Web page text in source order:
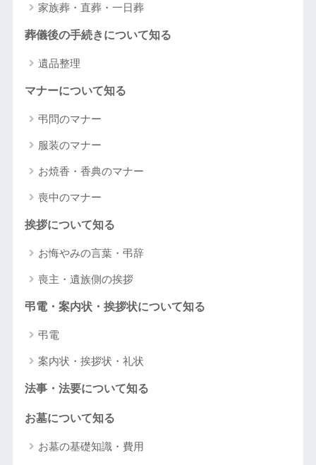
家族葬・直葬・一日葬
葬儀後の手続きについて知る
遺品整理
マナーについて知る
弔問のマナー
服装のマナー
お焼香・香典のマナー
喪中のマナー
挨拶について知る
お悔やみの言葉・弔辞
喪主・遺族側の挨拶
弔電・案内状・挨拶状について知る
弔電
案内状・挨拶状・礼状
法事・法要について知る
お墓について知る
お墓の基礎知識・費用